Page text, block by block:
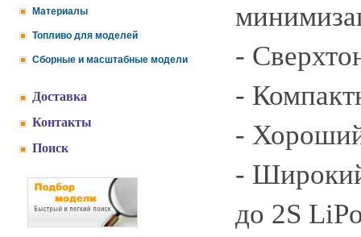
Материалы
Топливо для моделей
Сборные и масштабные модели
Доставка
Контакты
Поиск
-
-
-
-
до 2S